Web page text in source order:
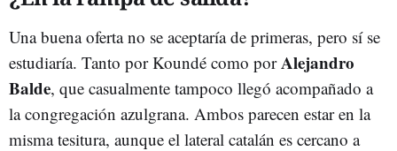
Una buena oferta no se aceptaría de primeras, pero sí se
estudiaría. Tanto por Koundé como porAlejandro
Balde, que casualmente tampoco llegó acompañado a
la congregación azulgrana. Ambos parecen estar en la
misma tesitura, aunque el lateral catalán es cercano a